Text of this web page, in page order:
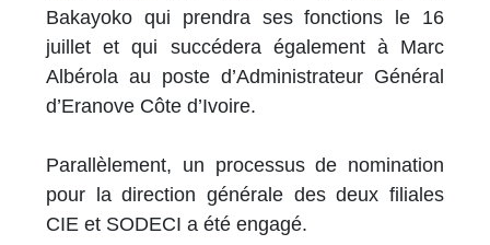
Bakayoko qui prendra ses fonctions le 16
juillet et qui succédera également à Marc
Albérola au poste d’Administrateur Général
d’Eranove Côte d’Ivoire.
Parallèlement, un processus de nomination
pour la direction générale des deux filiales
CIE et SODECI a été engagé.